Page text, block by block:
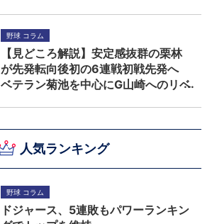
人気ランキング
野球 コラム
ドジャース、5連敗もパワーランキン
野球 コラム
【見どころ解説】安定感抜群の栗林
が先発転向後初の6連戦初戦先発へ
ベテラン菊池を中心にG山崎へのリベ